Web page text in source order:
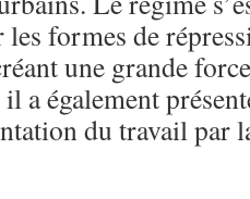
formes de
une grande
a également
du travail par